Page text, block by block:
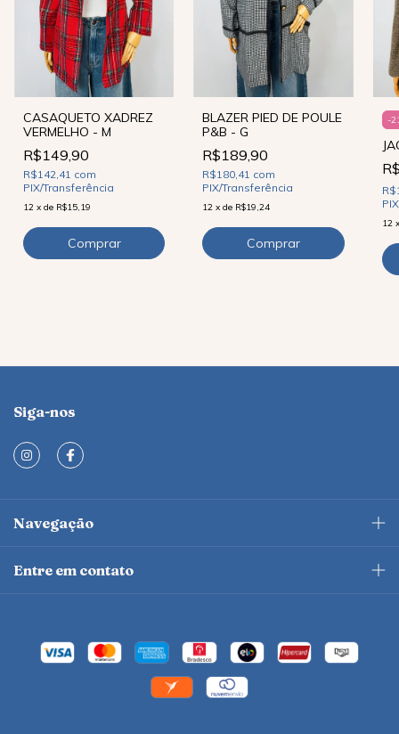
CASAQUETO XADREZ
VERMELHO - M
R$149,90
R$142,41 com
PIX/Transferência
12 x de R$15,19
BLAZER PIED DE POULE
P&B - G
R$189,90
R$180,41 com
PIX/Transferência
12 xde R$19,24
-
12
Siga-nos
Navegação
Entre em contato